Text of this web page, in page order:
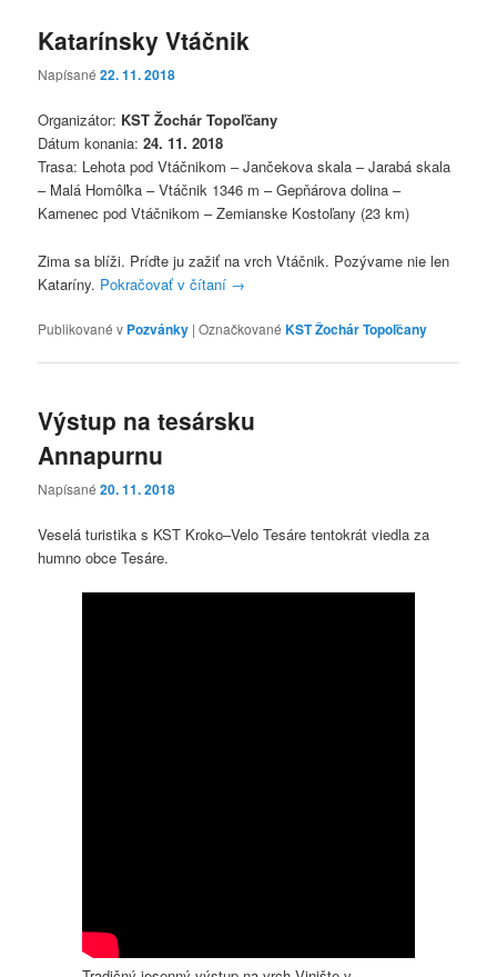
Katarínsky Vtáčnik
Napísané22. 11. 2018
Organizátor: KST Žochár Topoľčany
Dátum konania:24. 11. 2018
Trasa: Lehota pod Vtáčnikom – Jančekova skala – Jarabá skala
– Malá Homôľka – Vtáčnik 1346 m – Gepňárova dolina –
Kamenec pod Vtáčnikom – Zemianske Kostoľany (23 km)
Zima sa blíži. Príďte ju zažiť na vrch Vtáčnik. Pozývame nie len
Kataríny. Pokračovať v čítaní →
Publikované v Pozvánky |Označkované KST Žochár Topoľčany
Výstup na tesársku
Annapurnu
Napísané20. 11. 2018
Veselá turistika s KST Kroko–Velo Tesáre tentokrát viedla za
humno obce Tesáre.